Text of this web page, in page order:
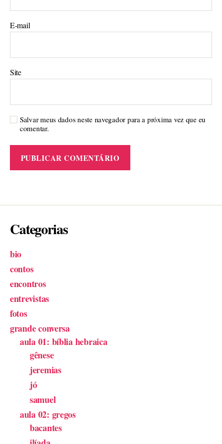
E-mail
Site
Salvar meus dados neste navegador para a próxima vez que eu
comentar.
Categorias
bio
contos
encontros
entrevistas
fotos
grande conversa
aula 01: bíblia hebraica
gênese
jeremias
jó
samuel
aula 02: gregos
bacantes